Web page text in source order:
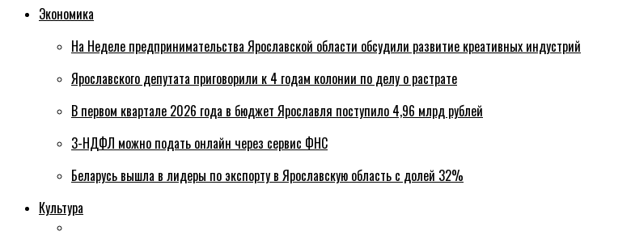
Экономика
На Неделе предпринимательства Ярославской области обсудили развитие креативных индустрий
Ярославского депутата приговорили к 4 годам колонии по делу о растрате
В первом квартале 2026 года в бюджет Ярославля поступило 4,96 млрд рублей
3-НДФЛ можно подать онлайн через сервис ФНС
Беларусь вышла в лидеры по экспорту в Ярославскую область с долей 32%
Культура